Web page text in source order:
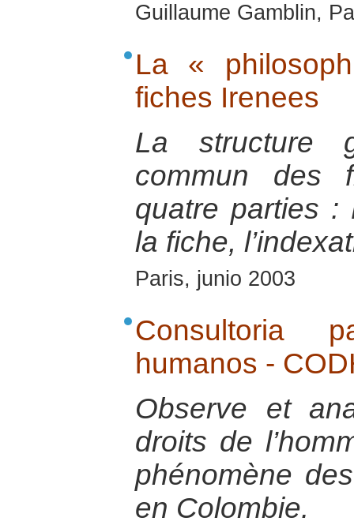
Guillaume Gamblin,
La «
fiches Irenees
La structure
commun des
quatre parties :
la fiche,
Paris, junio 2003
Consultoria
humanos -
Observe et
droits de
phénomène
en Colombie.